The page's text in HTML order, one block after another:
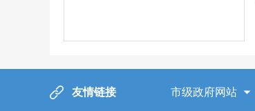
友情链接 市级政府网站